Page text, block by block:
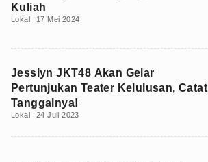
Kuliah
Lokal 17 Mei 2024
Jesslyn JKT48 Akan Gelar
Pertunjukan Teater Kelulusan, Catat
Tanggalnya!
Lokal 24 Juli 2023